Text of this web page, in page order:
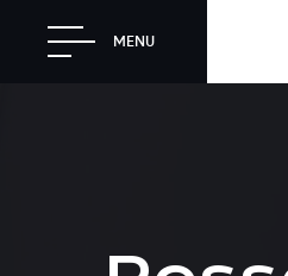
MENU